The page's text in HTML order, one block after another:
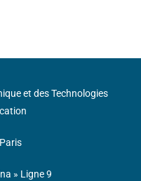
et des Technologies
» Ligne 9